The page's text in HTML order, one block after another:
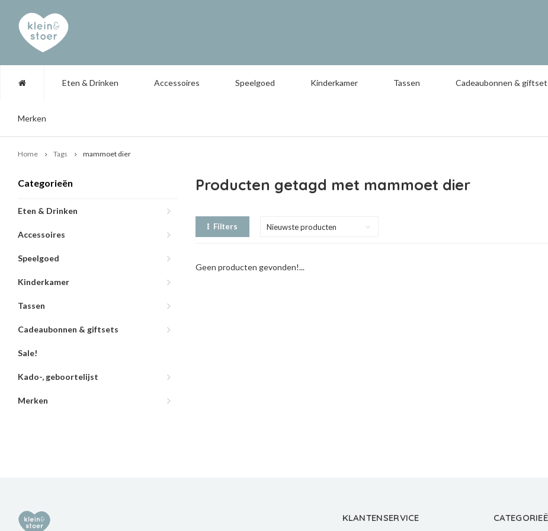
Eten & Drinken Accessoires Speelgoed Kinderkamer Tassen Cadeaubonnen &
Merken
Home Tags mammoet dier
Categorieën
Eten & Drinken
Accessoires
Speelgoed
Kinderkamer
Tassen
Cadeaubonnen & giftsets
Sale!
Kado-, geboortelijst
Merken
Producten getagd met mammoet dier
Filters Nieuwste producten
Geen producten gevonden!...
KLANTENSERVICE